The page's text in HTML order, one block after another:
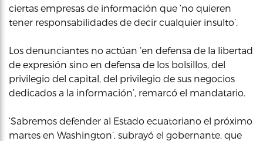
ciertas empresas de información que ‘no quieren
tener responsabilidades de decir cualquier insulto’.
Los denunciantes no actúan ‘en defensa de la libertad
de expresión sino en defensa de los bolsillos, del
privilegio del capital, del privilegio de sus negocios
dedicados a la información’, remarcó el mandatario.
‘Sabremos defender al Estado ecuatoriano el próximo
martes en Washington’, subrayó el gobernante, que